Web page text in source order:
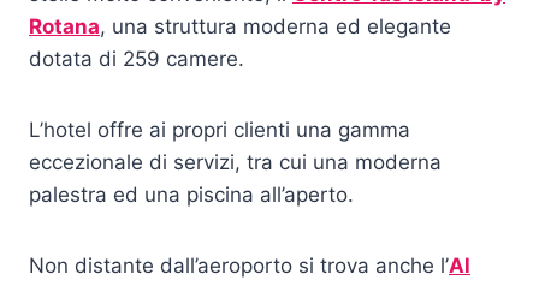
Rotana, una struttura moderna ed elegante
dotata di 259 camere.
L’hotel offre ai propri clienti una gamma
eccezionale di servizi, tra cui una moderna
palestra ed una piscina all’aperto.
Non distante dall’aeroporto si trova anche l’Al